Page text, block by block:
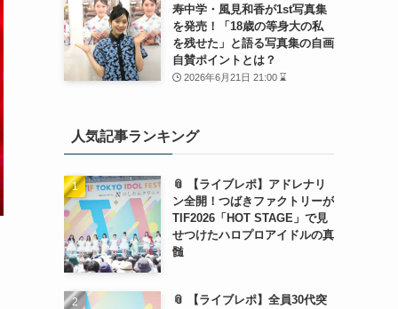
寿中学・風見和香が1st写真集
を発売！「18歳の等身大の私
を残せた」と語る写真集の自画
自賛ポイントとは？
2026年6月21日 21:00 ⌛
人気記事ランキング
📎 【ライブレポ】アドレナリ
ン全開！つばきファクトリーが
TIF2026「HOT STAGE」で見
せつけたハロプロアイドルの真
髄
📎 【ライブレポ】全員30代突